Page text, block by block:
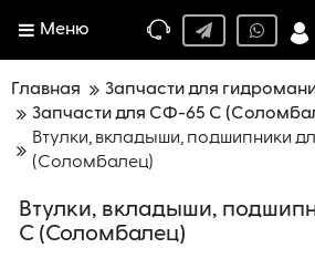
Меню
Главная
Запчасти для
Запчасти для СФ-65 С
Втулки, вкладыши, подшипники
(Соломбалец)
Втулки, вкладыши,
С (Соломбалец)